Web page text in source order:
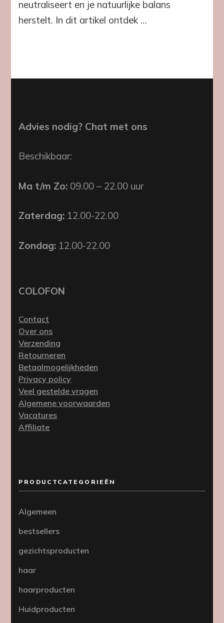
neutraliseert en je natuurlijke balans
herstelt. In dit artikel ontdek …
Advies nodig? Chat met ons
Beschikbaar:
Ma t/m Zo: 09.00 – 22.00 uur
Zaterdag: 12.00-22.00
Zondag: 12.00-22.00
COLOFON
Contact
Over ons
Verzending
Retourneren
Betaalmogelijkheden
Privacy policy
Veel gestelde vragen
Algemene voorwaarden
Vacatures
Affiliate
PRODUCTCATEGORIEËN
Algemeen
bestsellers
gezichtsproducten
haar
haarproducten
Huidproducten